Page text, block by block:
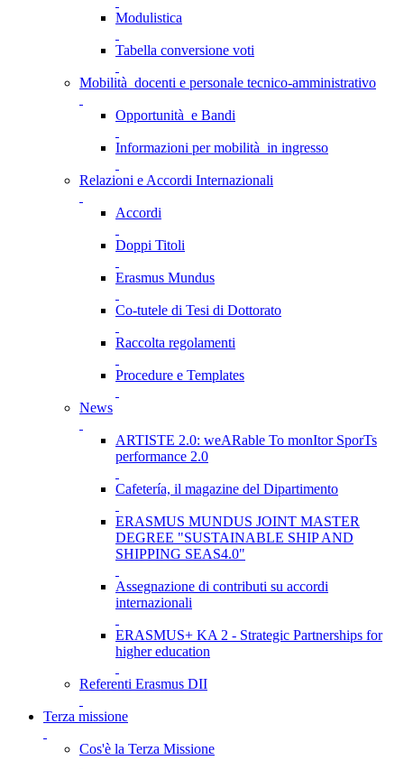
Modulistica
Tabella conversione voti
Mobilità docenti e personale tecnico-amministrativo
Opportunità e Bandi
Informazioni per mobilità in ingresso
Relazioni e Accordi Internazionali
Accordi
Doppi Titoli
Erasmus Mundus
Co-tutele di Tesi di Dottorato
Raccolta regolamenti
Procedure e Templates
News
ARTISTE 2.0: weARable To monItor SporTs
performance 2.0
Cafetería, il magazine del Dipartimento
ERASMUS MUNDUS JOINT MASTER
DEGREE "SUSTAINABLE SHIP AND
SHIPPING SEAS4.0"
Assegnazione di contributi su accordi
internazionali
ERASMUS+ KA 2 - Strategic Partnerships for
higher education
Referenti Erasmus DII
Terza missione
Cos'è la Terza Missione